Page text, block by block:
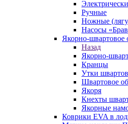
Ручные
Ножные
Насосы
Якорно-швартовое
Назад
Якорно-
Кранцы
Утки
Швартовое
Якоря
Кнехты
Якорные
Коврики EVA в